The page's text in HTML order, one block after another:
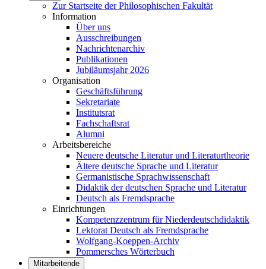
Zur Startseite der Philosophischen Fakultät
Information
Über uns
Ausschreibungen
Nachrichtenarchiv
Publikationen
Jubiläumsjahr 2026
Organisation
Geschäftsführung
Sekretariate
Institutsrat
Fachschaftsrat
Alumni
Arbeitsbereiche
Neuere deutsche Literatur und Literaturtheorie
Ältere deutsche Sprache und Literatur
Germanistische Sprachwissenschaft
Didaktik der deutschen Sprache und Literatur
Deutsch als Fremdsprache
Einrichtungen
Kompetenzzentrum für Niederdeutschdidaktik
Lektorat Deutsch als Fremdsprache
Wolfgang-Koeppen-Archiv
Pommersches Wörterbuch
Mitarbeitende